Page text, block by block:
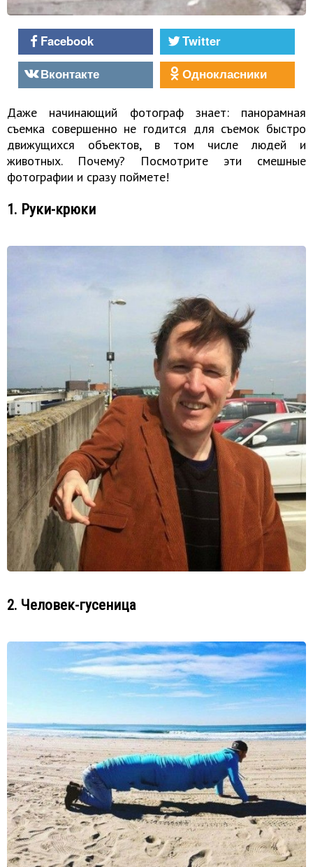
Facebook
Twitter
Вконтакте
Однокласники
Даже начинающий фотограф знает: панорамная
съемка совершенно не годится для съемок быстро
движущихся объектов, в том числе людей и
животных. Почему? Посмотрите эти смешные
фотографии и сразу поймете!
1. Руки-крюки
2. Человек-гусеница